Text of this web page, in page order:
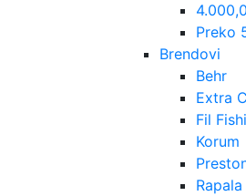
Preko
Brendovi
Behr
Extra
Fil
Korum
Rapala